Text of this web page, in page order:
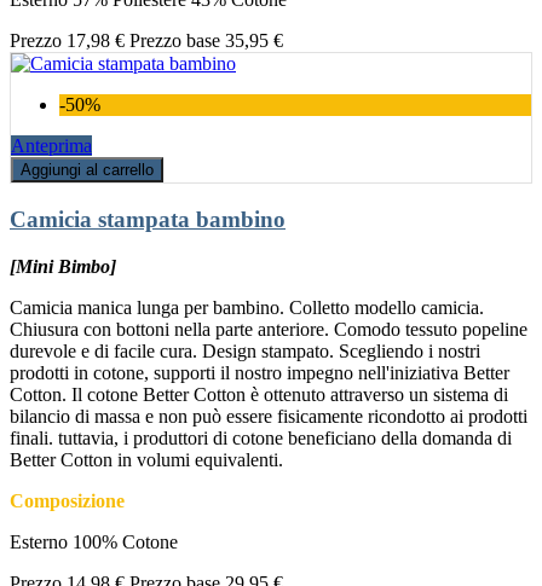
Prezzo 17,98 € Prezzo base 35,95 €
-50%
Anteprima
Aggiungi al carrello
Camicia stampata bambino
[Mini Bimbo]
Camicia manica lunga per bambino. Colletto modello camicia.
Chiusura con bottoni nella parte anteriore. Comodo tessuto popeline
durevole e di facile cura. Design stampato. Scegliendo i nostri
prodotti in cotone, supporti il nostro impegno nell'iniziativa Better
Cotton. Il cotone Better Cotton è ottenuto attraverso un sistema di
bilancio di massa e non può essere fisicamente ricondotto ai prodotti
finali. tuttavia, i produttori di cotone beneficiano della domanda di
Better Cotton in volumi equivalenti.
Composizione
Esterno 100% Cotone